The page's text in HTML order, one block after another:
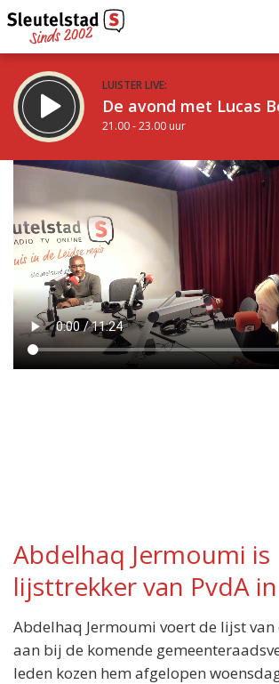
LUISTER LIVE:
De avond met Lucas
21.00 - 23.00 uur
STRAKS:
De avond van Sleutelstad
23.00 - 0.00 uur
Vorig uur
uur 1 van 0
Inklappen
Abdelhaq Jermoumi is
lijsttrekker van PvdA
Abdelhaq Jermoumi voert de lijst van
aan bij de komende
leden kozen hem afgelopen